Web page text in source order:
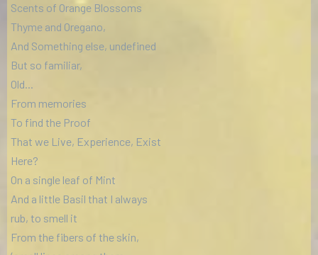
Scents of Orange Blossoms
Thyme and Oregano,
And Something else, undefined
But so familiar,
Old...
From memories
To find the Proof
That we Live, Experience, Exist
Here?
On a single leaf of Mint
And a little Basil that I always
rub, to smell it
From the fibers of the skin,